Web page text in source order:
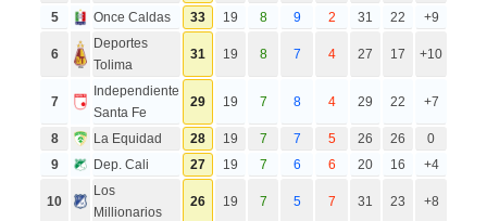
5 Once Caldas 33 19 8 9 2 31 22 +9
6
Deportes
Tolima
31 19 8 7 4 27 17 +10
7
Independiente
Santa Fe
29 19 7 8 4 29 22 +7
8 La Equidad 28 19 7 7 5 26 26
0
9
Dep. Cali 27 19 7 6 6 20 16 +4
10
Los
Millionarios
26 19 7 5 7 31 23 +8